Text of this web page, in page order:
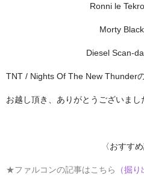
Ronni le
Morty
Diesel Scan-
TNT / Nights Of The New Thunder
お越し頂き、ありがとうございまし
〈おすす
★ファルコンの記事はこちら （掘